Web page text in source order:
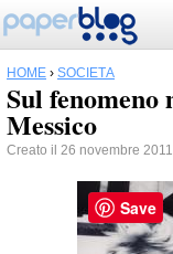
HOME › SOCIETÀ
Sul fenomeno
Messico
Creato il 26 novembre
Save